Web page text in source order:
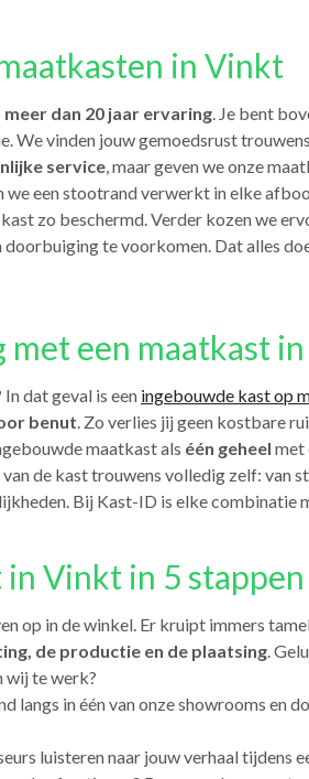
in Vinkt
meer dan 20 jaar ervaring. Je bent
We vinden jouw gemoedsrust
service, maar geven we onze
we een stootrand verwerkt in elke
zo beschermd. Verder kozen we
te voorkomen. Dat alles
een maatkast
dat geval is een ingebouwde kast op
benut. Zo verlies jij geen kostbare
maatkast als één geheel met
de kast trouwens volledig zelf: van
Bij Kast-ID is elke combinatie
Vinkt in 5 stappen
op in de winkel. Er kruipt immers
de productie en de plaatsing.
wij te werk?
langs in één van onze showrooms en
luisteren naar jouw verhaal tijdens